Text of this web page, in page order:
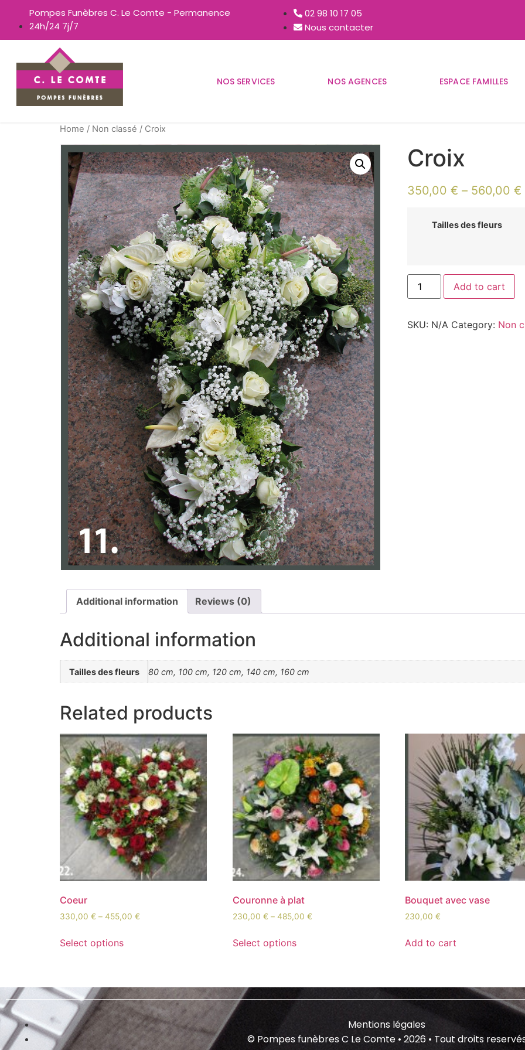
Pompes Funèbres C. Le Comte - Permanence
24h/24 7j/7
02 98 10 17 05
Nous contacter
NOS SERVICES NOS AGENCES ESPACE FAMILLES
Home / Non classé / Croix
Croix
350,00 € – 560,00 €
Tailles des fleurs
Add to cart
SKU: N/A Category: Non
Additional information Reviews (0)
Additional information
Tailles des fleurs 80 cm, 100 cm, 120 cm, 140 cm, 160 cm
Related products
Coeur
330,00 € – 455,00 €
Select options
Couronne à plat
230,00 € – 485,00 €
Select options
Bouquet avec vase
230,00€
Add to cart
Mentions légales
© Pompes funèbres C Le Comte • 2026 • Tout droits